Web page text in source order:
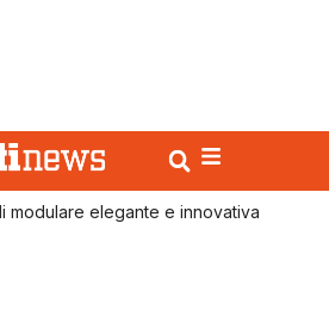
modulare elegante e innovativa